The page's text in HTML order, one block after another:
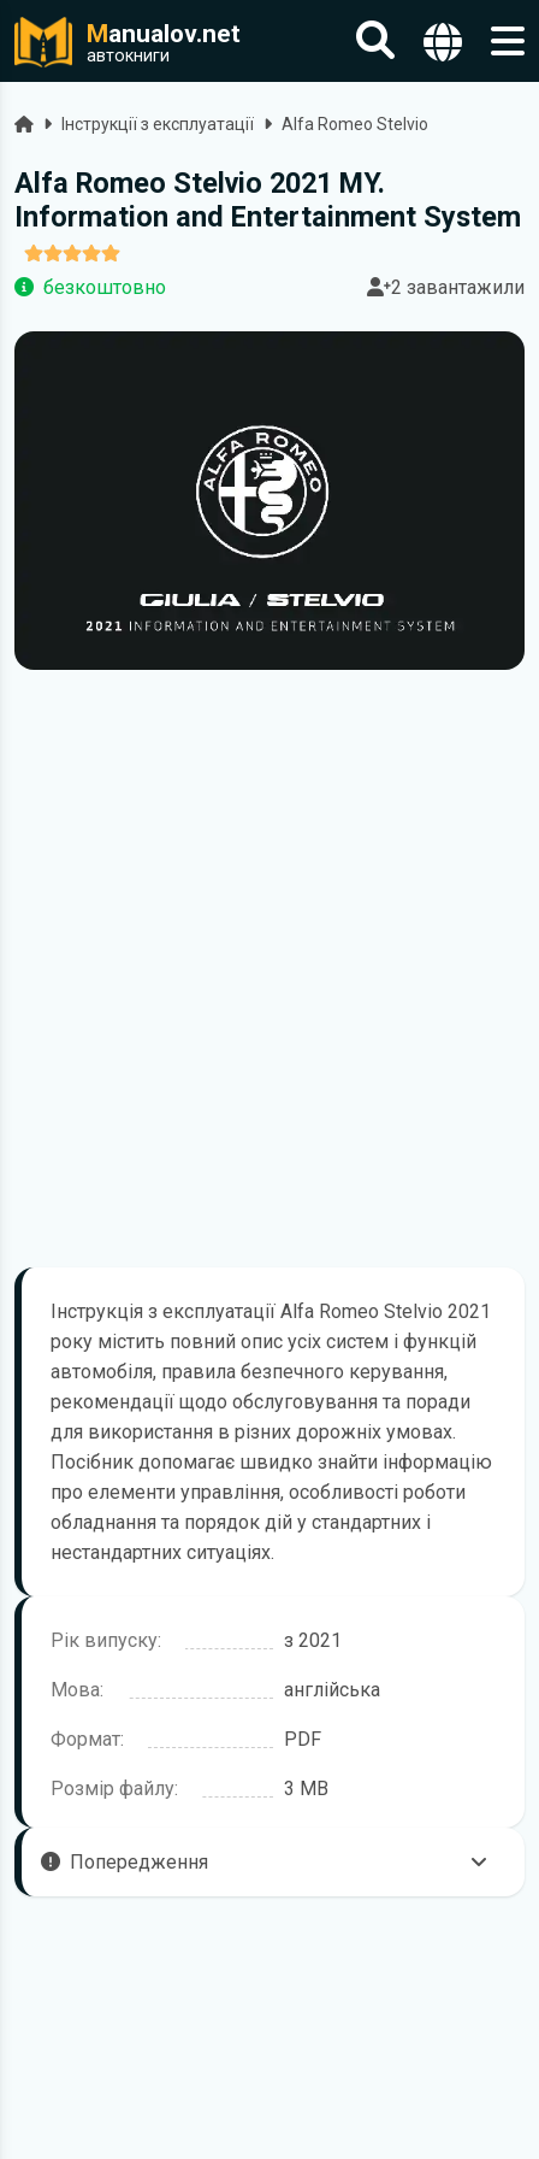
Manualov.net
автокниги
ГоловнаІнструкції з експлуатації Alfa Romeo Stelvio
Alfa Romeo Stelvio 2021 MY.
Information and Entertainment System
безкоштовно 2 завантажили
Інструкція з експлуатації Alfa Romeo Stelvio 2021
року містить повний опис усіх систем і функцій
автомобіля, правила безпечного керування,
рекомендації щодо обслуговування та поради
для використання в різних дорожніх умовах.
Посібник допомагає швидко знайти інформацію
про елементи управління, особливості роботи
обладнання та порядок дій у стандартних і
нестандартних ситуаціях.
Рік випуску: з 2021
Мова: англійська
Формат: PDF
Розмір файлу: 3 MB
Попередження